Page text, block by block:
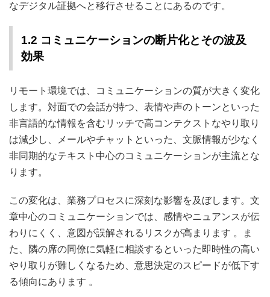
なデジタル証拠へと移行させることにあるのです。
1.2 コミュニケーションの断片化とその波及
効果
リモート環境では、コミュニケーションの質が大きく変化
します。対面での会話が持つ、表情や声のトーンといった
非言語的な情報を含むリッチで高コンテクストなやり取り
は減少し、メールやチャットといった、文脈情報が少なく
非同期的なテキスト中心のコミュニケーションが主流とな
ります。
この変化は、業務プロセスに深刻な影響を及ぼします。文
章中心のコミュニケーションでは、感情やニュアンスが伝
わりにくく、意図が誤解されるリスクが高まります 。ま
た、隣の席の同僚に気軽に相談するといった即時性の高い
やり取りが難しくなるため、意思決定のスピードが低下す
る傾向にあります 。